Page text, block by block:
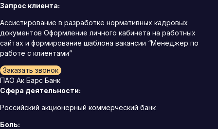
Запрос клиента:
Ассистирование в разработке нормативных кадровых
документов Оформление личного кабинета на работных
сайтах и формирование шаблона вакансии “Менеджер по
работе с клиентами”
Заказать звонок
ПАО Ак Барс Банк
Сфера деятельности:
Российский акционерный коммерческий банк
Боль: